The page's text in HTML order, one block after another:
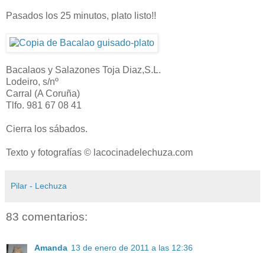
Pasados los 25 minutos, plato listo!!
Bacalaos y Salazones Toja Diaz,S.L.
Lodeiro, s/nº
Carral (A Coruña)
Tlfo. 981 67 08 41
Cierra los sábados.
Texto y fotografías © lacocinadelechuza.com
Pilar - Lechuza
83 comentarios:
Amanda 13 de enero de 2011 a las 12:36